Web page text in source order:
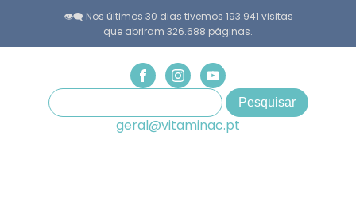
👁️‍🗨️ Nos últimos 30 dias tivemos 193.941 visitas
que abriram 326.688 páginas.
geral@vitaminac.pt